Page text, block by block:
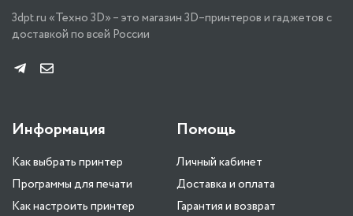
3dpt.ru «Техно 3D» – это магазин 3D–принтеров и гаджетов с
доставкой по всей России
Информация
Как выбрать принтер
Программы для печати
Как настроить принтер
Помощь
Личный кабинет
Доставка и оплата
Гарантия и возврат